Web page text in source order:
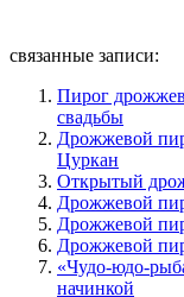
связанные записи:
Пирог
свадьбы
Дрожжевой
Цуркан
Открытый
Дрожжевой
Дрожжевой
Дрожжевой
«Чудо-юдо-
начинкой